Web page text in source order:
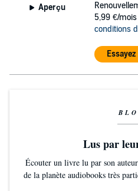
Aperçu
5,99 €/
conditions
Lus par
Écouter un livre lu par son
de la planète audiobooks très